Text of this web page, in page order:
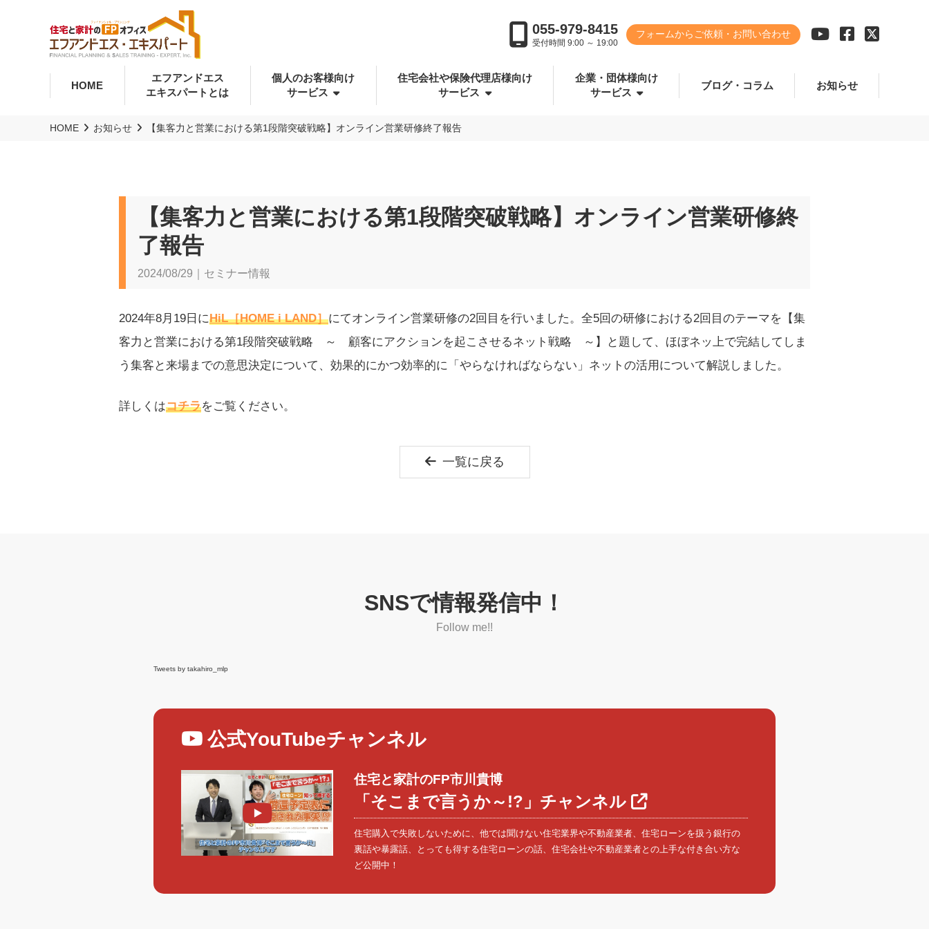
055-979-8415
受付時間 9:00 ～ 19:00
フォームからご依頼・お問い合わせ
HOME
エフアンドエス
エキスパートとは
個人のお客様向け
サービス
住宅会社や保険代理店様向け
サービス
企業・団体様向け
サービス
ブログ・コラム お知らせ
HOME お知らせ 【集客力と営業における第1段階突破戦略】オンライン営業研修終了報告
【集客力と営業における第1段階突破戦略】オンライン営業研修終
了報告
2024/08/29｜セミナー情報
2024年8月19日にHiL［HOME i LAND］にてオンライン営業研修の2回目を行いました。全5回の研修における2回目のテーマを【集
客力と営業における第1段階突破戦略 ～ 顧客にアクションを起こさせるネット戦略 ～】と題して、ほぼネッ上で完結してしま
う集客と来場までの意思決定について、効果的にかつ効率的に「やらなければならない」ネットの活用について解説しました。
詳しくはコチラをご覧ください。
一覧に戻る
SNSで情報発信中！
Follow me!!
Tweets by takahiro_mlp
公式YouTubeチャンネル
住宅と家計のFP市川貴博
「そこまで言うか～!?」チャンネル
住宅購入で失敗しないために、他では聞けない住宅業界や不動産業者、住宅ローンを扱う銀行の
裏話や暴露話、とっても得する住宅ローンの話、住宅会社や不動産業者との上手な付き合い方な
ど公開中！